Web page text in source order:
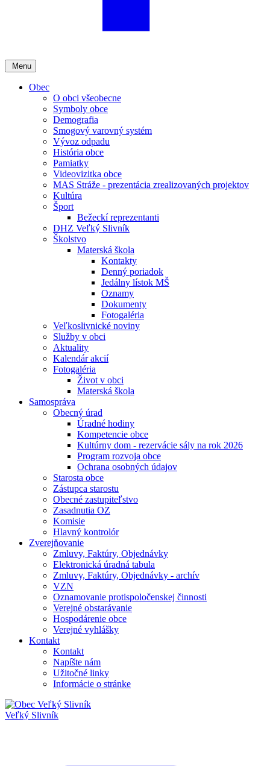
Menu
Obec
O obci všeobecne
Symboly obce
Demografia
Smogový varovný systém
Vývoz odpadu
História obce
Pamiatky
Videovizitka obce
MAS Stráže - prezentácia zrealizovaných projektov
Kultúra
Šport
Bežeckí reprezentanti
DHZ Veľký Slivník
Školstvo
Materská škola
Kontakty
Denný poriadok
Jedálny lístok MŠ
Oznamy
Dokumenty
Fotogaléria
Veľkoslivnické noviny
Služby v obci
Aktuality
Kalendár akcií
Fotogaléria
Život v obci
Materská škola
Samospráva
Obecný úrad
Úradné hodiny
Kompetencie obce
Kultúrny dom - rezervácie sály na rok 2026
Program rozvoja obce
Ochrana osobných údajov
Starosta obce
Zástupca starostu
Obecné zastupiteľstvo
Zasadnutia OZ
Komisie
Hlavný kontrolór
Zverejňovanie
Zmluvy, Faktúry, Objednávky
Elektronická úradná tabula
Zmluvy, Faktúry, Objednávky - archív
VZN
Oznamovanie protispoločenskej činnosti
Verejné obstarávanie
Hospodárenie obce
Verejné vyhlášky
Kontakt
Kontakt
Napíšte nám
Užitočné linky
Informácie o stránke
Veľký Slivník